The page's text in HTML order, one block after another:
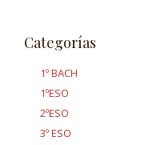
Categorías
1º BACH
1ºESO
2ºESO
3º ESO